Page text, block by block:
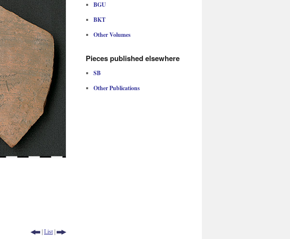
| List |
BGU
BKT
Other Volumes
Pieces published elsewhere
SB
Other Publications